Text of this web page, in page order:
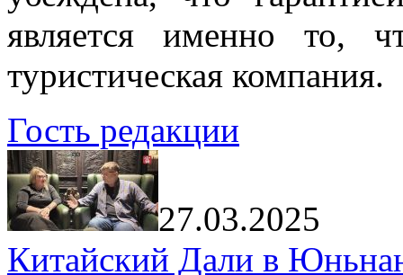
является именно то,
туристическая компания.
Гость редакции
27.03.2025
Китайский Дали в